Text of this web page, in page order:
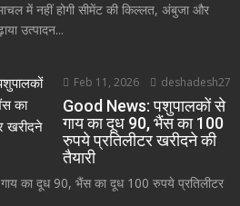
में नहीं होगी सीमेंट की किल्लत, अंबुजा और
उत्पादन...
Feb 11, 2026 deshadesh27
Good News: पशुपालकों से
गाय का दूध 90, भैंस का 100
रुपये प्रतिलीटर खरीदने की
तैयारी
का दूध 90, भैंस का दूध 100 रुपये प्रतिलीटर